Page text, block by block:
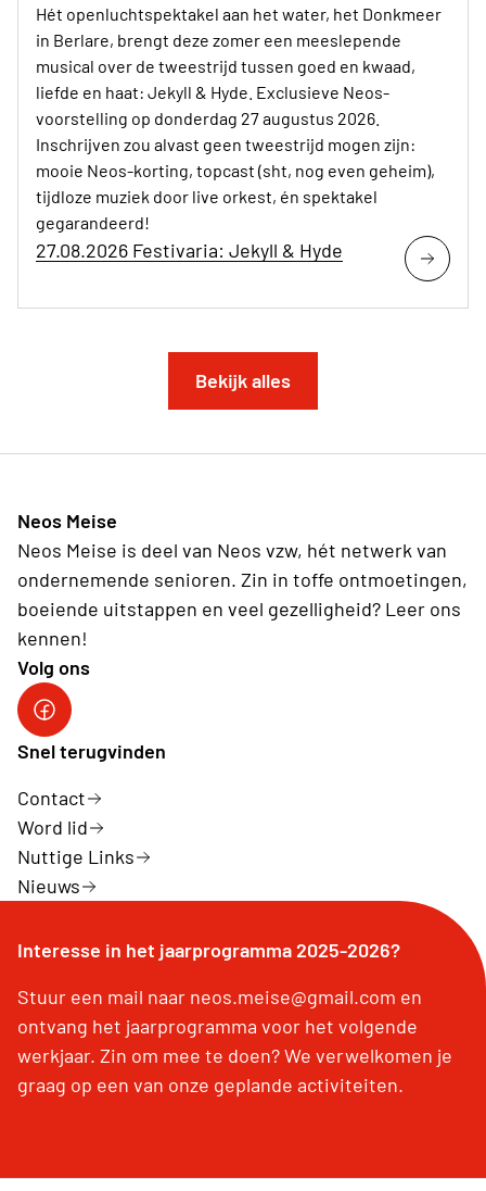
Hét openluchtspektakel aan het water, het Donkmeer
in Berlare, brengt deze zomer een meeslepende
musical over de tweestrijd tussen goed en kwaad,
liefde en haat: Jekyll & Hyde. Exclusieve Neos-
voorstelling op donderdag 27 augustus 2026.
Inschrijven zou alvast geen tweestrijd mogen zijn:
mooie Neos-korting, topcast (sht, nog even geheim),
tijdloze muziek door live orkest, én spektakel
gegarandeerd!
27.08.2026 Festivaria: Jekyll & Hyde
Bekijk alles
Neos Meise
Neos Meise is deel van Neos vzw, hét netwerk van
ondernemende senioren. Zin in toffe ontmoetingen,
boeiende uitstappen en veel gezelligheid? Leer ons
kennen!
Volg ons
Snel terugvinden
Contact
Word lid
Nuttige Links
Nieuws
Interesse in het jaarprogramma 2025-2026?
Stuur een mail naar neos.meise@gmail.com en
ontvang het jaarprogramma voor het volgende
werkjaar. Zin om mee te doen? We verwelkomen je
graag op een van onze geplande activiteiten.